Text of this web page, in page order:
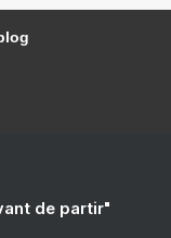
de partir"